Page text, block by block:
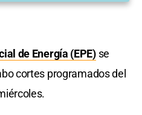
de Energía (EPE)se
cortes programados del